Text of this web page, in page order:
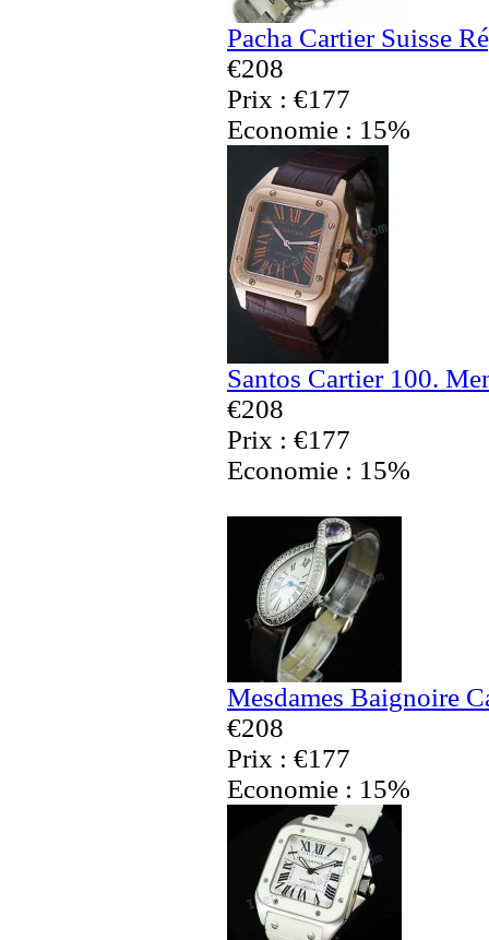
Pacha Cartier Suisse
€208
Prix : €177
Economie : 15%
Santos Cartier 100.
€208
Prix : €177
Economie : 15%
Mesdames Baignoire
€208
Prix : €177
Economie : 15%